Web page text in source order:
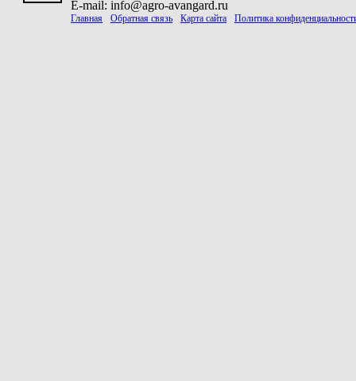
E-mail: info@agro-avangard.ru
Главная Обратная связь Карта сайта Политика